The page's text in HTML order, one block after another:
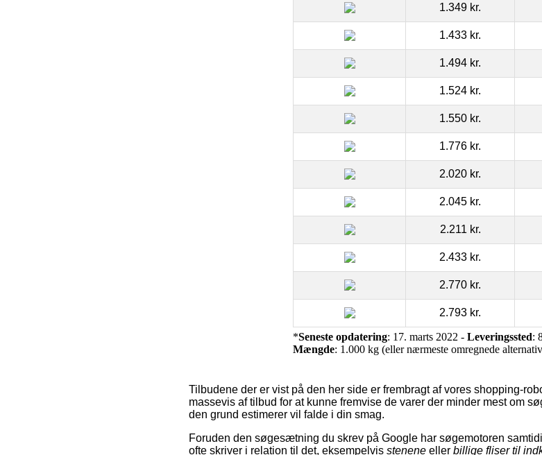
1.349 kr.
1.433 kr.
1.494 kr.
1.524 kr.
1.550 kr.
1.776 kr.
2.020 kr.
2.045 kr.
2.211 kr.
2.433 kr.
2.770 kr.
2.793 kr.
*Seneste opdatering: 17. marts 2022 - Leveringssted:
Mængde: 1.000 kg (eller nærmeste omregnede
Tilbudene der er vist på den her side er frembragt af vores shopping-
massevis af tilbud for at kunne fremvise de varer der minder mest om
den grund estimerer vil falde i din smag.
Foruden den søgesætning du skrev på Google har søgemotoren
ofte skriver i relation til det, eksempelvis stenene eller billige fliser til